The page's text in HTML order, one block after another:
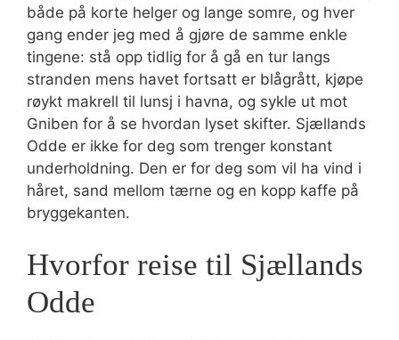
både på korte helger og lange somre, og hver
gang ender jeg med å gjøre de samme enkle
tingene: stå opp tidlig for å gå en tur langs
stranden mens havet fortsatt er blågrått, kjøpe
røykt makrell til lunsj i havna, og sykle ut mot
Gniben for å se hvordan lyset skifter. Sjællands
Odde er ikke for deg som trenger konstant
underholdning. Den er for deg som vil ha vind i
håret, sand mellom tærne og en kopp kaffe på
bryggekanten.
Hvorfor reise til Sjællands
Odde